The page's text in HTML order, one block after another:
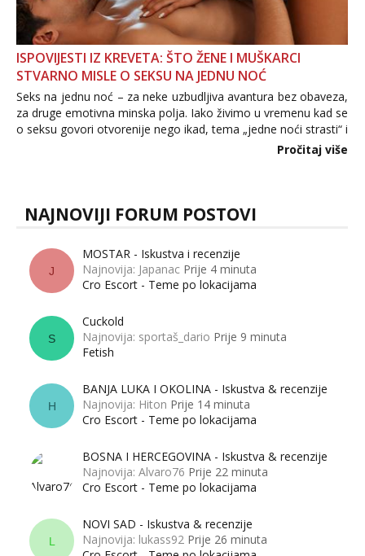
ISPOVIJESTI IZ KREVETA: ŠTO ŽENE I MUŠKARCI
STVARNO MISLE O SEKSU NA JEDNU NOĆ
Seks na jednu noć – za neke uzbudljiva avantura bez obaveza,
za druge emotivna minska polja. Iako živimo u vremenu kad se
o seksu govori otvorenije nego ikad, tema „jedne noći strasti“ i
dalje izaziva burne rasprave. Što zapravo misle žene, a što
Pročitaj više
NAJNOVIJI FORUM POSTOVI
J
MOSTAR - Iskustva i recenzije
Najnovija: Japanac Prije 4 minuta
Cro Escort - Teme po lokacijama
S
Cuckold
Najnovija: sportaš_dario Prije 9 minuta
Fetish
H
BANJA LUKA I OKOLINA - Iskustva & recenzije
Najnovija: Hiton Prije 14 minuta
Cro Escort - Teme po lokacijama
BOSNA I HERCEGOVINA - Iskustva & recenzije
Najnovija: Alvaro76 Prije 22 minuta
Cro Escort - Teme po lokacijama
L
NOVI SAD - Iskustva & recenzije
Najnovija: lukass92 Prije 26 minuta